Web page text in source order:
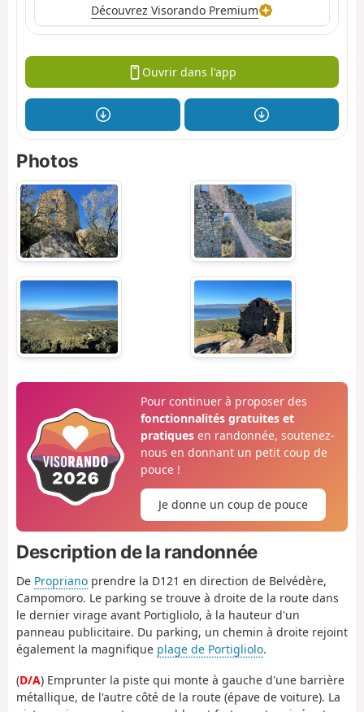
Découvrez Visorando Premium
Ouvrir dans l'app
Photos
Pour continuer à proposer des
fonctionnalités gratuites et
pratiquesen randonnée, soutenez-
nous en donnant un petit coup de
pouce !
Je donne un coup de pouce
Description de la randonnée
De Propriano prendre la D121 en direction de Belvédère,
Campomoro. Le parking se trouve à droite de la route dans
le dernier virage avant Portigliolo, à la hauteur d'un
panneau publicitaire. Du parking, un chemin à droite rejoint
également la magnifique plage de Portigliolo.
(D/A) Emprunter la piste qui monte à gauche d'une barrière
métallique, de l'autre côté de la route (épave de voiture). La